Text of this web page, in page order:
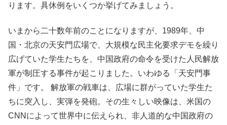
ります。具休例をいくつか挙げてみましょう。
いまから二十数年前のことになりますが、1989年、中
国・北京の天安門広場で、大規模な民主化要求デモを繰り
広げていた学生たちを、中国政府の命令を受けた人民解放
軍が制圧する事件が起こりました。いわゆる「天安門事
件」です。 解放軍の戦車は、広場に群がっていた学生た
ちに突入し、実弾を発砲。その生々しい映像は、米国の
CNNによって世界中に伝えられ、非人道的な中国政府の